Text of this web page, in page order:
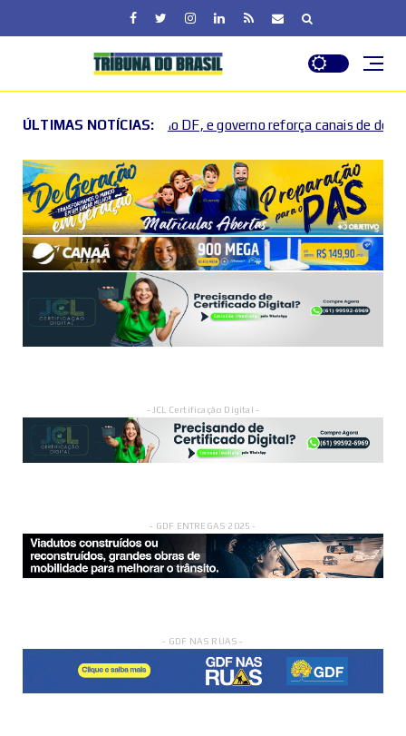
ÚLTIMAS NOTÍCIAS:
DF, e governo reforça canais de denúncia Uncategorized
- JCL Certificação Digital -
- GDF ENTREGAS 2025 -
- GDF NAS RUAS -